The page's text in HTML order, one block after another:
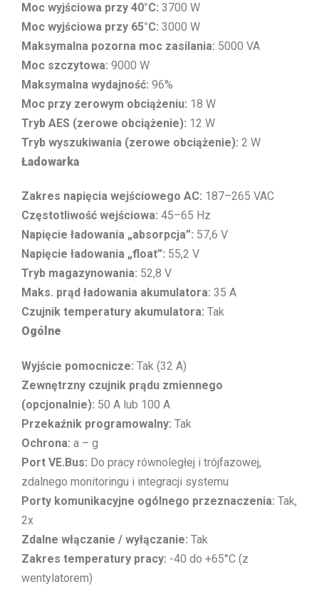
Moc wyjściowa przy 40°C: 3700 W
Moc wyjściowa przy 65°C: 3000 W
Maksymalna pozorna moc zasilania: 5000 VA
Moc szczytowa: 9000 W
Maksymalna wydajność: 96%
Moc przy zerowym obciążeniu: 18 W
Tryb AES (zerowe obciążenie): 12 W
Tryb wyszukiwania (zerowe obciążenie): 2 W
Ładowarka
Zakres napięcia wejściowego AC: 187–265 VAC
Częstotliwość wejściowa: 45–65 Hz
Napięcie ładowania „absorpcja”: 57,6 V
Napięcie ładowania „float”: 55,2 V
Tryb magazynowania: 52,8 V
Maks. prąd ładowania akumulatora: 35 A
Czujnik temperatury akumulatora: Tak
Ogólne
Wyjście pomocnicze: Tak (32 A)
Zewnętrzny czujnik prądu zmiennego
(opcjonalnie): 50 A lub 100 A
Przekaźnik programowalny: Tak
Ochrona: a – g
Port VE.Bus: Do pracy równoległej i trójfazowej,
zdalnego monitoringu i integracji systemu
Porty komunikacyjne ogólnego przeznaczenia: Tak,
2x
Zdalne włączanie / wyłączanie: Tak
Zakres temperatury pracy: -40 do +65°C (z
wentylatorem)